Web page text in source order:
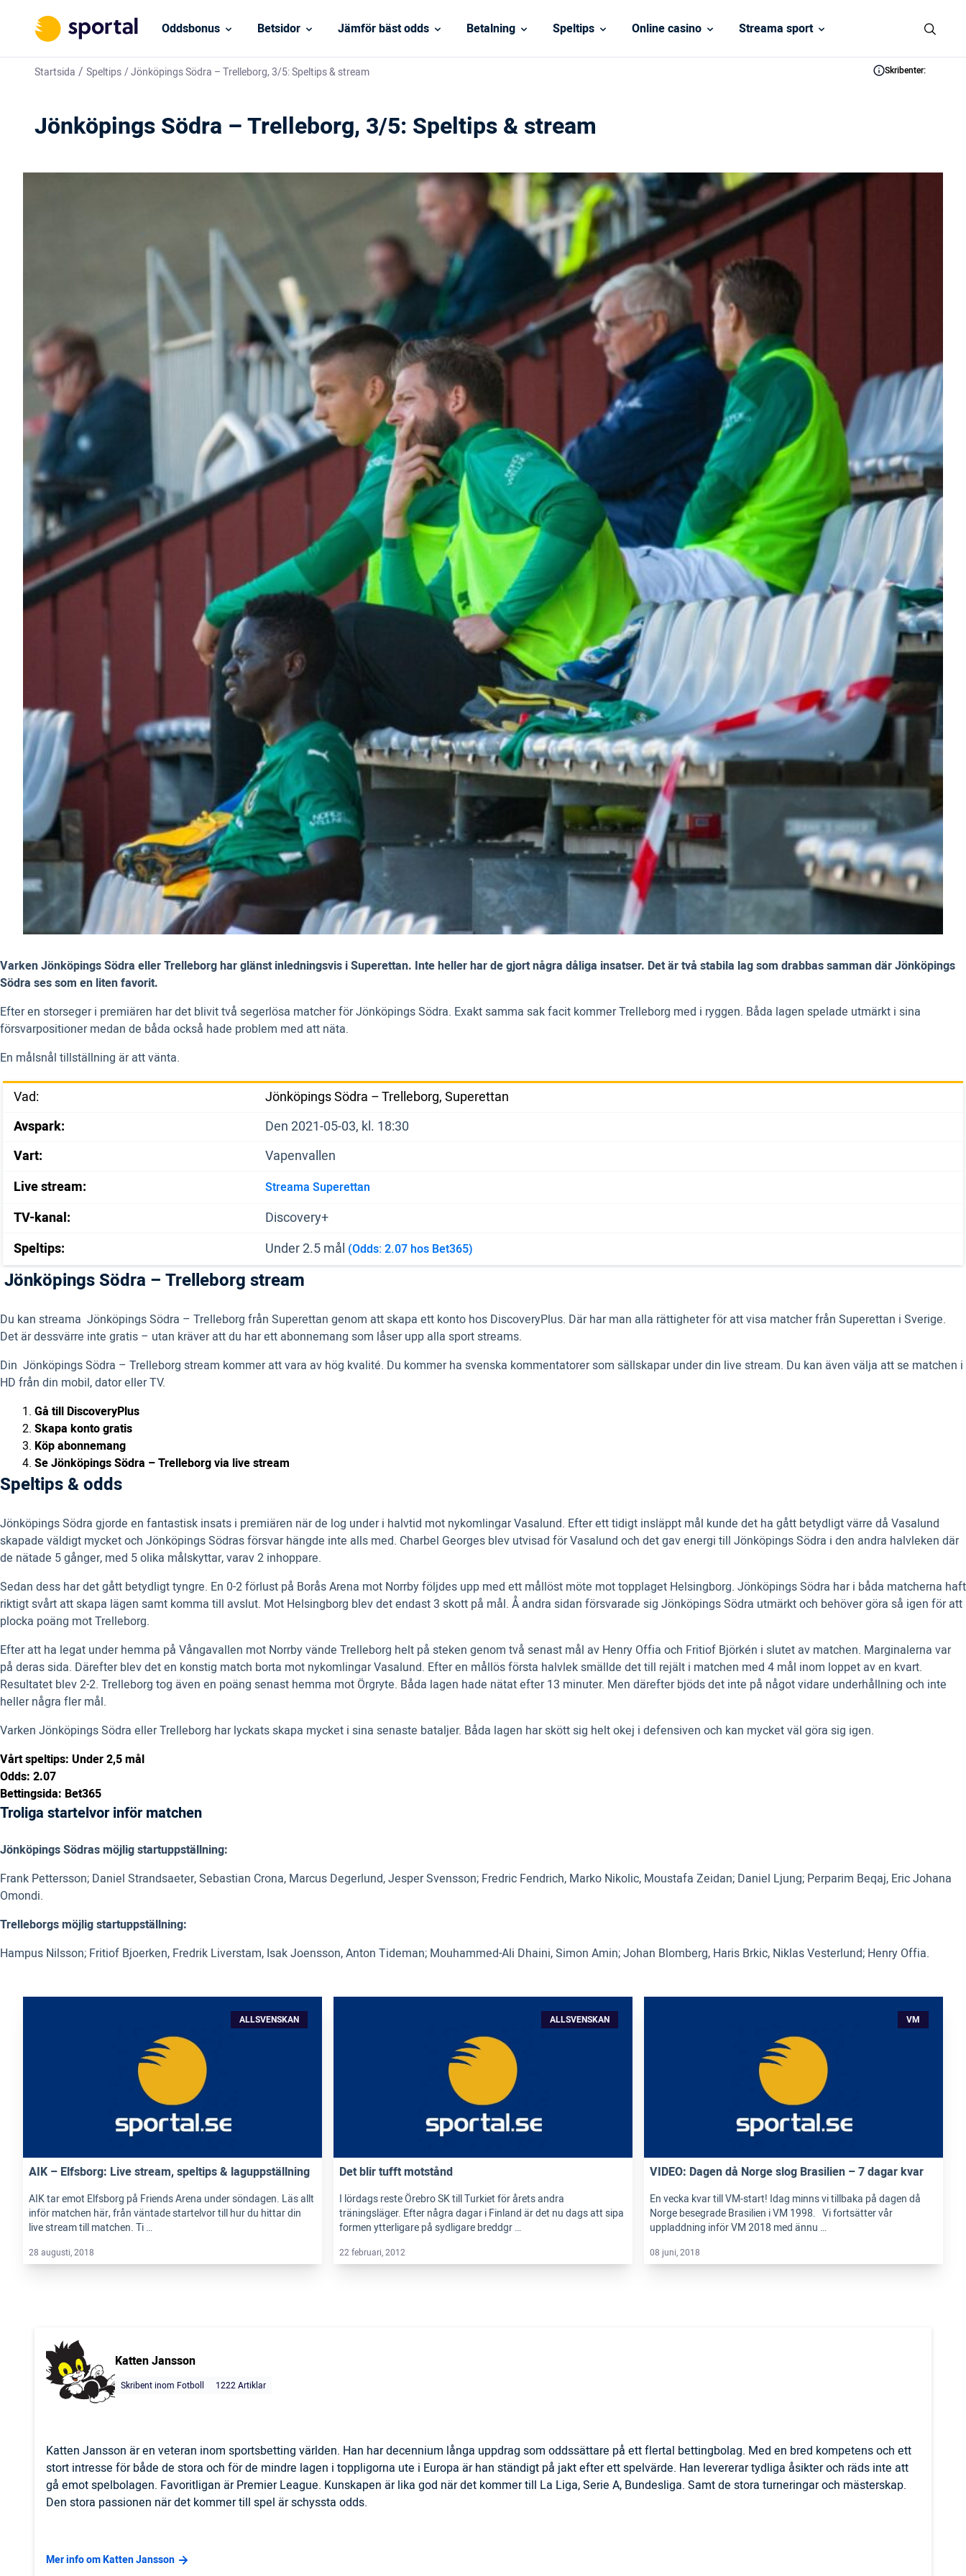
Oddsbonus Betsidor Jämför bäst odds Betalning Speltips Online casino Streama sport
Startsida / Speltips/Jönköpings Södra – Trelleborg, 3/5: Speltips & stream Skribenter:
Jönköpings Södra – Trelleborg, 3/5: Speltips & stream
Varken Jönköpings Södra eller Trelleborg har glänst inledningsvis i Superettan. Inte heller har de gjort några dåliga insatser. Det är två stabila lag som drabbas samman där Jönköpings
Södra ses som en liten favorit.
Efter en storseger i premiären har det blivit två segerlösa matcher för Jönköpings Södra. Exakt samma sak facit kommer Trelleborg med i ryggen. Båda lagen spelade utmärkt i sina
försvarpositioner medan de båda också hade problem med att näta.
En målsnål tillställning är att vänta.
Vad:
Jönköpings Södra – Trelleborg, Superettan
Avspark:
Den 2021-05-03, kl. 18:30
Vart:
Vapenvallen
Live stream:
Streama Superettan
TV-kanal:
Discovery+
Speltips:
Under 2.5 mål (Odds: 2.07 hos Bet365)
Jönköpings Södra – Trelleborg stream
Du kan streama Jönköpings Södra – Trelleborg från Superettan genom att skapa ett konto hos DiscoveryPlus. Där har man alla rättigheter för att visa matcher från Superettan i Sverige.
Det är dessvärre inte gratis – utan kräver att du har ett abonnemang som låser upp alla sport streams.
Din Jönköpings Södra – Trelleborg stream kommer att vara av hög kvalité. Du kommer ha svenska kommentatorer som sällskapar under din live stream. Du kan även välja att se matchen i
HD från din mobil, dator eller TV.
Gå till DiscoveryPlus
Skapa konto gratis
Köp abonnemang
Se Jönköpings Södra – Trelleborg via live stream
Speltips & odds
Jönköpings Södra gjorde en fantastisk insats i premiären när de log under i halvtid mot nykomlingar Vasalund. Efter ett tidigt insläppt mål kunde det ha gått betydligt värre då Vasalund
skapade väldigt mycket och Jönköpings Södras försvar hängde inte alls med. Charbel Georges blev utvisad för Vasalund och det gav energi till Jönköpings Södra i den andra halvleken där
de nätade 5 gånger, med 5 olika målskyttar, varav 2 inhoppare.
Sedan dess har det gått betydligt tyngre. En 0-2 förlust på Borås Arena mot Norrby följdes upp med ett mållöst möte mot topplaget Helsingborg. Jönköpings Södra har i båda matcherna haft
riktigt svårt att skapa lägen samt komma till avslut. Mot Helsingborg blev det endast 3 skott på mål. Å andra sidan försvarade sig Jönköpings Södra utmärkt och behöver göra så igen för att
plocka poäng mot Trelleborg.
Efter att ha legat under hemma på Vångavallen mot Norrby vände Trelleborg helt på steken genom två senast mål av Henry Offia och Fritiof Björkén i slutet av matchen. Marginalerna var
på deras sida. Därefter blev det en konstig match borta mot nykomlingar Vasalund. Efter en mållös första halvlek smällde det till rejält i matchen med 4 mål inom loppet av en kvart.
Resultatet blev 2-2. Trelleborg tog även en poäng senast hemma mot Örgryte. Båda lagen hade nätat efter 13 minuter. Men därefter bjöds det inte på något vidare underhållning och inte
heller några fler mål.
Varken Jönköpings Södra eller Trelleborg har lyckats skapa mycket i sina senaste bataljer. Båda lagen har skött sig helt okej i defensiven och kan mycket väl göra sig igen.
Vårt speltips: Under 2,5 mål
Odds: 2.07
Bettingsida: Bet365
Troliga startelvor inför matchen
Jönköpings Södras möjlig startuppställning:
Frank Pettersson; Daniel Strandsaeter, Sebastian Crona, Marcus Degerlund, Jesper Svensson; Fredric Fendrich, Marko Nikolic, Moustafa Zeidan; Daniel Ljung; Perparim Beqaj, Eric Johana
Omondi.
Trelleborgs möjlig startuppställning:
Hampus Nilsson; Fritiof Bjoerken, Fredrik Liverstam, Isak Joensson, Anton Tideman; Mouhammed-Ali Dhaini, Simon Amin; Johan Blomberg, Haris Brkic, Niklas Vesterlund; Henry Offia.
ALLSVENSKAN
AIK – Elfsborg: Live stream, speltips & laguppställning
AIK tar emot Elfsborg på Friends Arena under söndagen. Läs allt
inför matchen här, från väntade startelvor till hur du hittar din
live stream till matchen. Ti …
28 augusti, 2018
ALLSVENSKAN
Det blir tufft motstånd
I lördags reste Örebro SK till Turkiet för årets andra
träningsläger. Efter några dagar i Finland är det nu dags att sipa
formen ytterligare på sydligare breddgr …
22 februari, 2012
VM
VIDEO: Dagen då Norge slog Brasilien – 7 dagar kvar
En vecka kvar till VM-start! Idag minns vi tillbaka på dagen då
Norge besegrade Brasilien i VM 1998. Vi fortsätter vår
uppladdning inför VM 2018 med ännu …
08 juni, 2018
Katten Jansson
Skribent inom Fotboll 1222 Artiklar
Katten Jansson är en veteran inom sportsbetting världen. Han har decennium långa uppdrag som oddssättare på ett flertal bettingbolag. Med en bred kompetens och ett
stort intresse för både de stora och för de mindre lagen i toppligorna ute i Europa är han ständigt på jakt efter ett spelvärde. Han levererar tydliga åsikter och räds inte att
gå emot spelbolagen. Favoritligan är Premier League. Kunskapen är lika god när det kommer till La Liga, Serie A, Bundesliga. Samt de stora turneringar och mästerskap.
Den stora passionen när det kommer till spel är schyssta odds.
Mer info om Katten Jansson